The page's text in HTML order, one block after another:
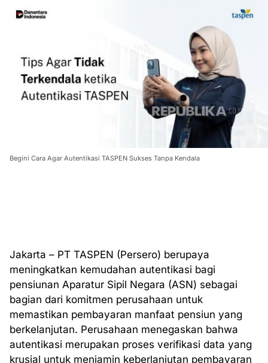
Begini Cara Agar Autentikasi TASPEN Sukses Tanpa Kendala
Jakarta – PT TASPEN (Persero) berupaya
meningkatkan kemudahan autentikasi bagi
pensiunan Aparatur Sipil Negara (ASN) sebagai
bagian dari komitmen perusahaan untuk
memastikan pembayaran manfaat pensiun yang
berkelanjutan. Perusahaan menegaskan bahwa
autentikasi merupakan proses verifikasi data yang
krusial untuk menjamin keberlanjutan pembayaran